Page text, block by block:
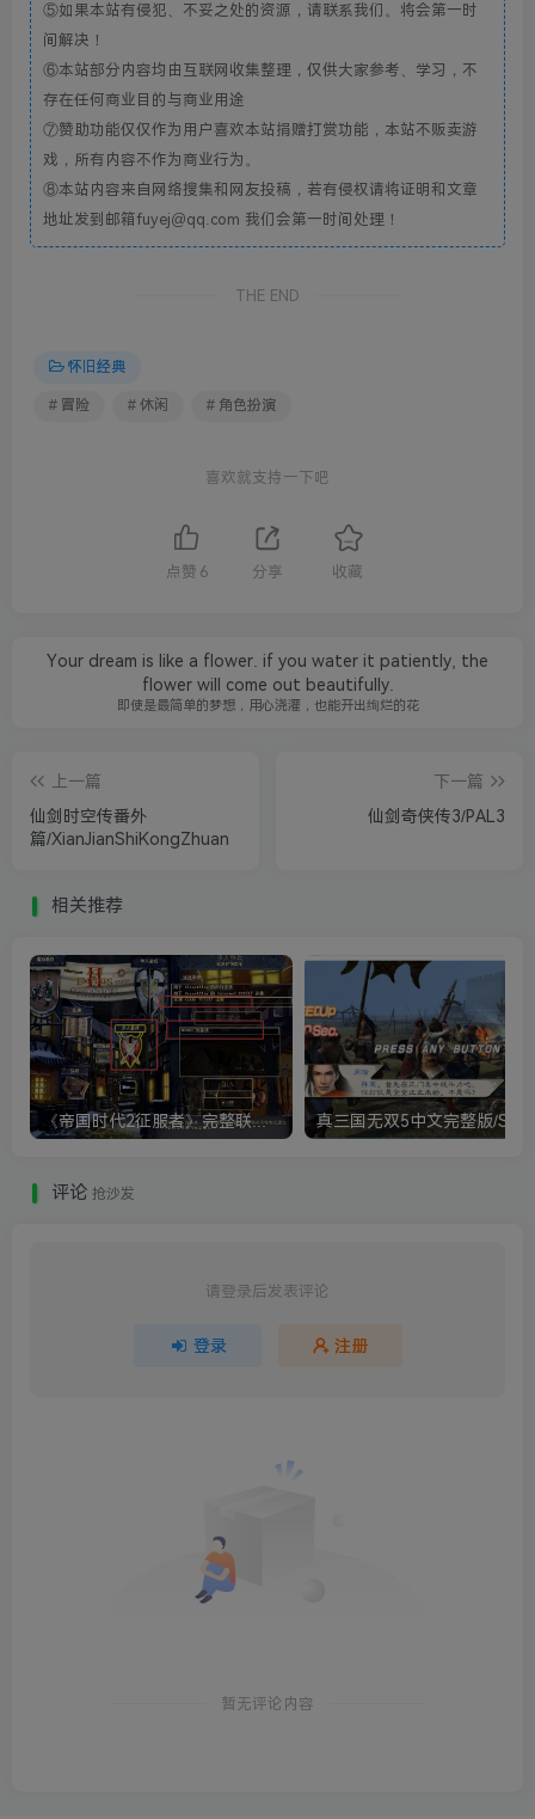
⑤如果本站有侵犯、不妥之处的资源，请联系我们。将会第一时
间解决！
⑥本站部分内容均由互联网收集整理，仅供大家参考、学习，不
存在任何商业目的与商业用途
⑦赞助功能仅仅作为用户喜欢本站捐赠打赏功能，本站不贩卖游
戏，所有内容不作为商业行为。
⑧本站内容来自网络搜集和网友投稿，若有侵权请将证明和文章
地址发到邮箱fuyej@qq.com 我们会第一时间处理！
THE END
怀旧经典
# 冒险 # 休闲 # 角色扮演
喜欢就支持一下吧
点赞 6 分享 收藏
Your dream is like a flower. if you water it patiently, the
flower will come out beautifully.
即使是最简单的梦想，用心浇灌，也能开出绚烂的花
上一篇
仙剑时空传番外
篇/XianJianShiKongZhuan
下一篇
仙剑奇侠传3/PAL3
相关推荐
《帝国时代2征服者》完整联机版 支持局域网+对战平台
评论 抢沙发
请登录后发表评论
登录 注册
暂无评论内容